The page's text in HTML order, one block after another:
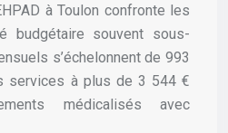
à Toulon confronte les
budgétaire souvent sous-
s’échelonnent de 993
services à plus de 3 544 €
médicalisés avec